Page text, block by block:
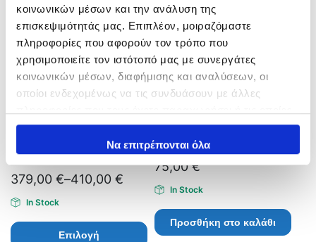
κοινωνικών μέσων και την ανάλυση της
επισκεψιμότητάς μας. Επιπλέον, μοιραζόμαστε
πληροφορίες που αφορούν τον τρόπο που
χρησιμοποιείτε τον ιστότοπό μας με συνεργάτες
κοινωνικών μέσων, διαφήμισης και αναλύσεων, οι
οποίοι ενδεχομένως να τις συνδυάσουν με άλλες
έχουν συλλέξει σε σχέση με την από μέρους σας χρήση
των υπηρεσιών τους.Να επιτρέπονται όλα
XZOGA BLACK BUSTER
Revo BBZ
379,00 €–410,00 €
In Stock
Επιλογή
MEGAFORCE Trolling
75,00€
In Stock
Προσθήκη στο καλάθι